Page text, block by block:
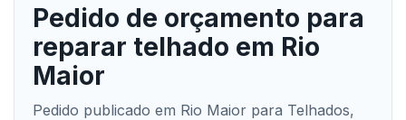
Pedido de orçamento para
reparar telhado em Rio
Maior
Pedido publicado em Rio Maior para Telhados,
Como Funciona?
Testemunhos